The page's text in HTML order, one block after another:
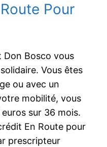
Pour
Don Bosco vous
Vous êtes
ou avec un
mobilité, vous
sur 36 mois.
En Route pour
prescripteur